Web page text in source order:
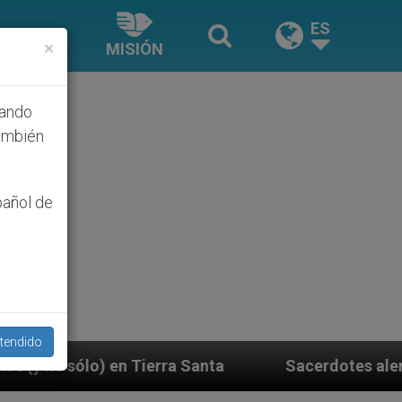
MISIÓN
ES
Sacerdotes alemanes fieles al Papa
×
de